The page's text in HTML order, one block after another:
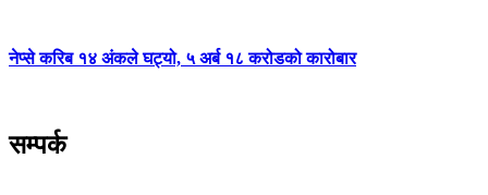
नेप्से करिब १४ अंकले घट्यो, ५ अर्ब १८ करोडको कारोबार
सम्पर्क